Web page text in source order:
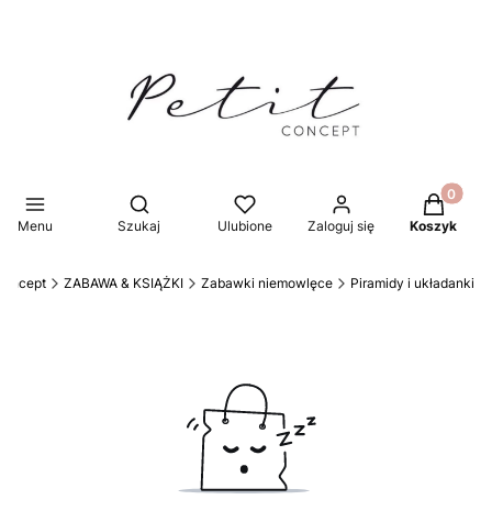
Menu
Otwórz wyszukiwarkę
Szukaj Ulubione Zaloguj się Koszyk
ZABAWA & KSIĄŻKI Zabawki niemowlęce Piramidy i układanki